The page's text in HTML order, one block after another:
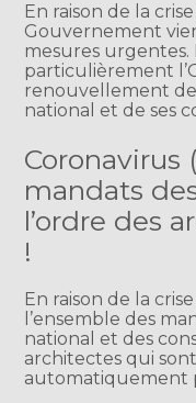
En raison de la
Gouvernement
mesures urgentes.
particulièrement
renouvellement
national et de ses
Coronavirus
mandats
l’ordre des
!
En raison de la
l’ensemble des
national et des
architectes qui
automatiquement